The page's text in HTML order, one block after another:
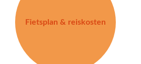
Fietsplan & reiskosten